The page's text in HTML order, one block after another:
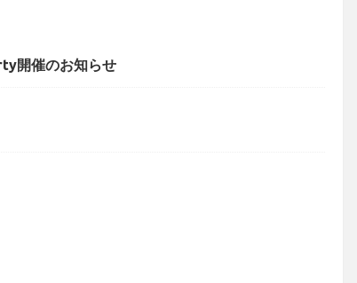
開催のお知らせ